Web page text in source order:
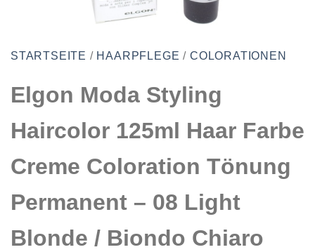
STARTSEITE / HAARPFLEGE / COLORATIONEN
Elgon Moda Styling
Haircolor 125ml Haar Farbe
Creme Coloration Tönung
Permanent – 08 Light
Blonde / Biondo Chiaro